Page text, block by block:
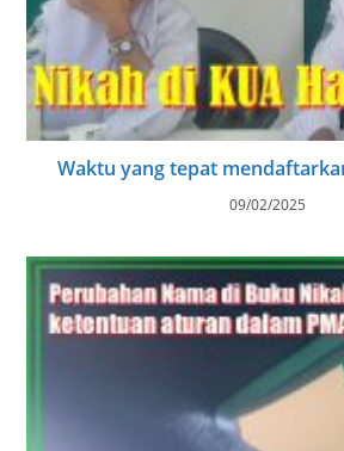
Waktu yang tepat
09/02/2025